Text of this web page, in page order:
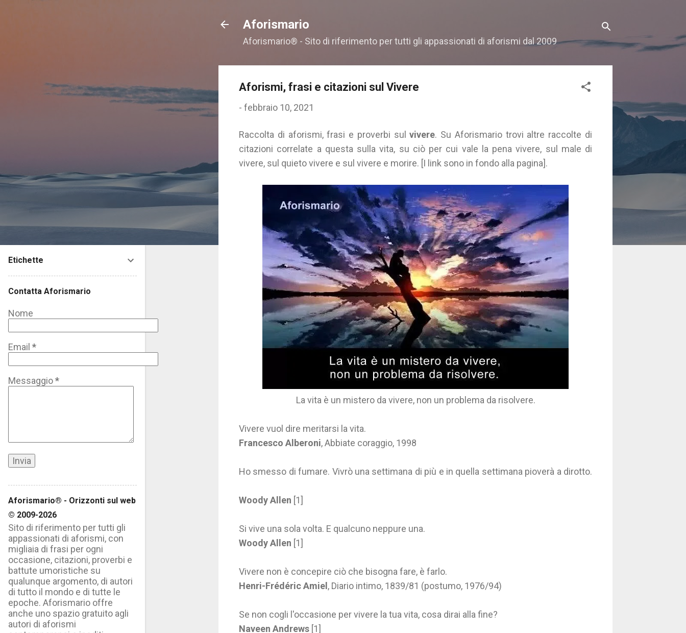
Aforismario
Aforismario® - Sito di riferimento per tutti gli appassionati di aforismi dal 2009
Aforismi, frasi e citazioni sul Vivere
- febbraio 10, 2021
Raccolta di aforismi, frasi e proverbi sulvivere. Su Aforismario trovi altre raccolte di
citazioni correlate a questa sulla vita, su ciò per cui vale la pena vivere, sul male di
vivere, sul quieto vivere e sul vivere e morire. [I link sono in fondo alla pagina].
La vita è un mistero da vivere, non un problema da risolvere.
Vivere vuol dire meritarsi la vita.
Francesco Alberoni, Abbiate coraggio, 1998
Ho smesso di fumare. Vivrò una settimana di più e in quella settimana pioverà a dirotto.
Woody Allen [1]
Si vive una sola volta. E qualcuno neppure una.
Woody Allen [1]
Vivere non è concepire ciò che bisogna fare, è farlo.
Henri-Frédéric Amiel , Diario intimo, 1839/81 (postumo, 1976/94)
Se non cogli l'occasione per vivere la tua vita, cosa dirai alla fine?
Naveen Andrews [1]
Etichette
Contatta Aforismario
Nome
Email *
Messaggio*
Aforismario® - Orizzonti sul web
© 2009-2026
Sito di riferimento per tutti gli
appassionati di aforismi, con
migliaia di frasi per ogni
occasione, citazioni, proverbi e
battute umoristiche su
qualunque argomento, di autori
di tutto il mondo e di tutte le
epoche. Aforismario offre
anche uno spazio gratuito agli
autori di aforismi